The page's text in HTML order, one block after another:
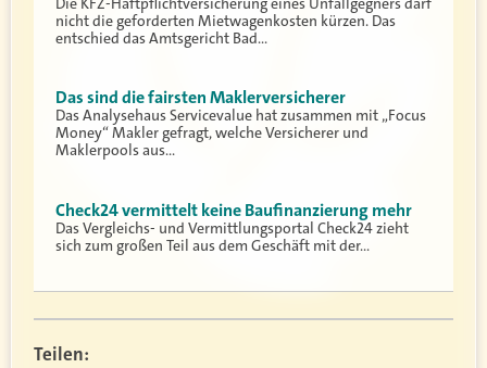
nicht die geforderten Mietwagenkosten kürzen. Das
entschied das Amtsgericht Bad…
Das sind die fairsten Maklerversicherer
Das Analysehaus Servicevalue hat zusammen mit „Focus
Money“ Makler gefragt, welche Versicherer und
Maklerpools aus…
Check24 vermittelt keine Baufinanzierung mehr
Das Vergleichs- und Vermittlungsportal Check24 zieht
sich zum großen Teil aus dem Geschäft mit der…
Teilen: